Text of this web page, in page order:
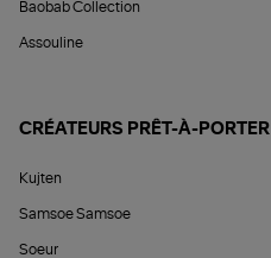
Baobab Collection
Assouline
CRÉATEURS PRÊT-À-PORTER
Kujten
Samsoe Samsoe
Soeur